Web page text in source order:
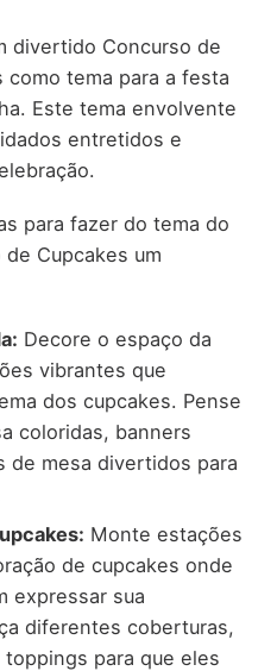
divertido Concurso de
como tema para a festa
Este tema envolvente
entretidos e
para fazer do tema do
Cupcakes um
Decore o espaço da
vibrantes que
dos cupcakes. Pense
coloridas, banners
de mesa divertidos para
Monte estações
de cupcakes onde
expressar sua
diferentes coberturas,
para que eles